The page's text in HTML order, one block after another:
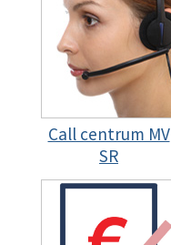
Call centrum MV
SR